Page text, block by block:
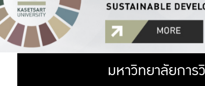
มหาวิ
มหาวิทยาลัยการ